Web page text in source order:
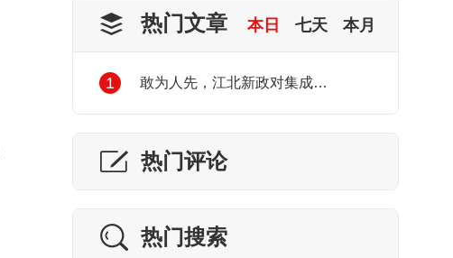
热门文章 本日 七天 本月
1 敢为人先，江北新政对集成电路产业发展的利好
热门评论
热门搜索